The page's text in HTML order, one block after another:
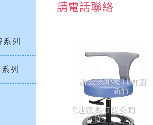
系列
列
請電話聯絡